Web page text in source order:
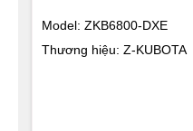
Model: ZKB6800-DXE
Thương hiệu: Z-KUBOTA